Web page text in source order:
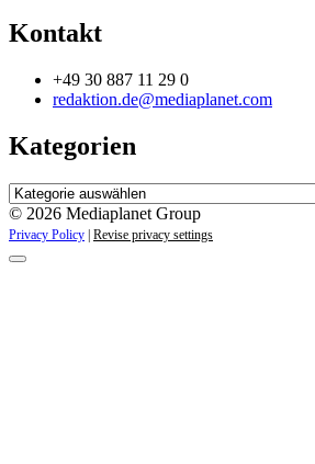
Kontakt
+49 30 887 11 29 0
redaktion.de@mediaplanet.com
Kategorien
Kategorien
© 2026 Mediaplanet Group
Privacy Policy | Revise privacy settings